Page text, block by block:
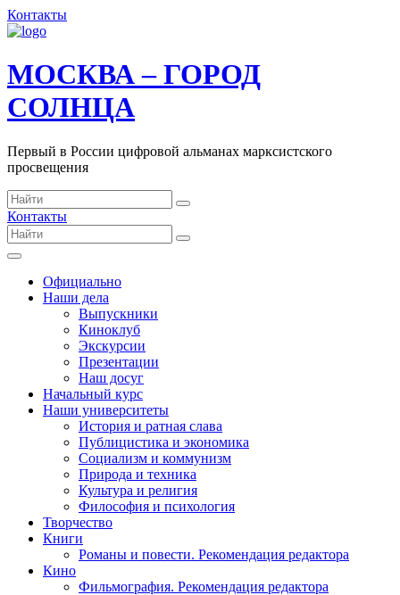
Контакты
МОСКВА – ГОРОД
СОЛНЦА
Первый в России цифровой альманах марксистского
просвещения
Контакты
Официально
Наши дела
Выпускники
Киноклуб
Экскурсии
Презентации
Наш досуг
Начальный курс
Наши университеты
История и ратная слава
Публицистика и экономика
Социализм и коммунизм
Природа и техника
Культура и религия
Философия и психология
Творчество
Книги
Романы и повести. Рекомендация редактора
Кино
Фильмография. Рекомендация редактора